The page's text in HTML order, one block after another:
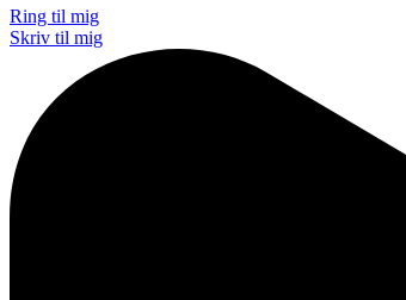
Ring til mig
Skriv til mig